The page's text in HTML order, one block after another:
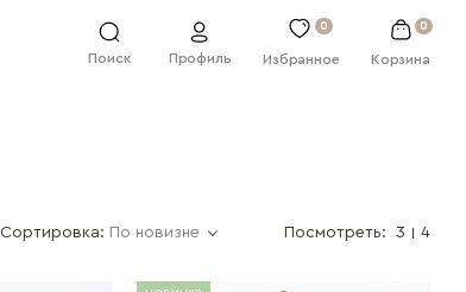
Поиск Профиль
0
Избранное
0
Корзина
Сортировка: По новизне Посмотреть: 3 4